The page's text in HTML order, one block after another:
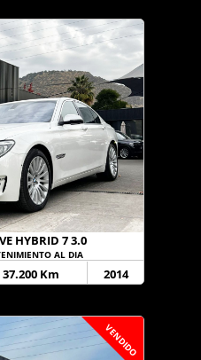
HYBRID 7 3.0
AL DIA
37.200 Km 2014
VENDIDO